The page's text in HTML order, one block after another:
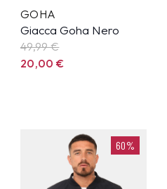
GOHA
Giacca Goha Nero
49,99€
20,00€
60%